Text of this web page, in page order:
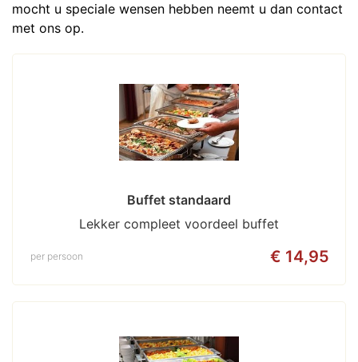
mocht u speciale wensen hebben neemt u dan contact
met ons op.
Buffet standaard
Lekker compleet voordeel buffet
€ 14,95
per persoon